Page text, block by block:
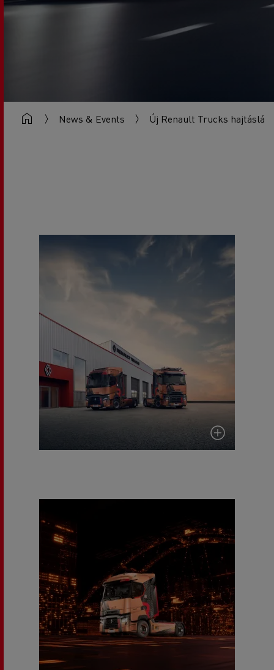
News & Events Új Renault Trucks